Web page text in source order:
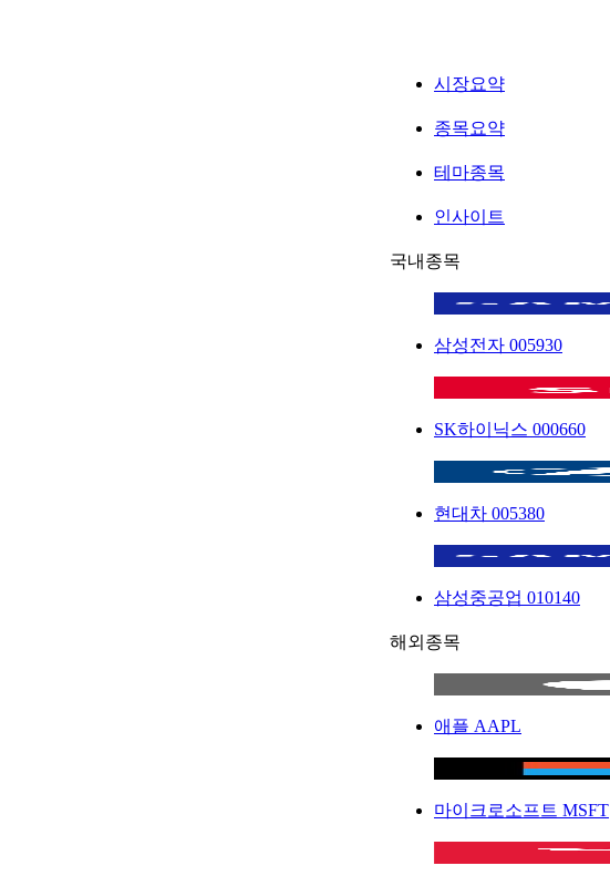
시장요약
종목요약
테마종목
인사이트
국내종목
삼성전자 005930
SK하이닉스 000660
현대차 005380
삼성중공업 010140
해외종목
애플 AAPL
마이크로소프트 MSFT